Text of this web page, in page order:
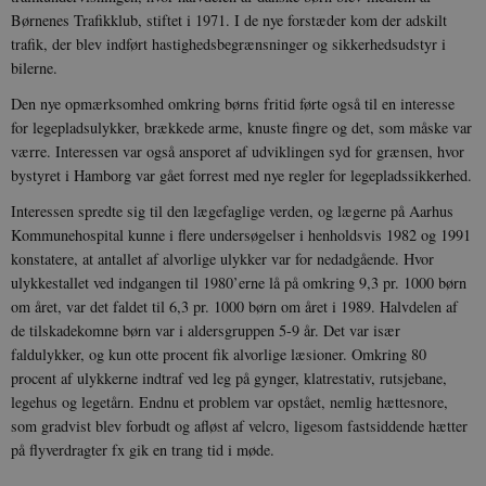
Børnenes Trafikklub, stiftet i 1971. I de nye forstæder kom der adskilt
trafik, der blev indført hastighedsbegrænsninger og sikkerhedsudstyr i
bilerne.
Den nye opmærksomhed omkring børns fritid førte også til en interesse
for legepladsulykker, brækkede arme, knuste fingre og det, som måske var
værre. Interessen var også ansporet af udviklingen syd for grænsen, hvor
bystyret i Hamborg var gået forrest med nye regler for legepladssikkerhed.
Interessen spredte sig til den lægefaglige verden, og lægerne på Aarhus
Kommunehospital kunne i flere undersøgelser i henholdsvis 1982 og 1991
konstatere, at antallet af alvorlige ulykker var for nedadgående. Hvor
ulykkestallet ved indgangen til 1980’erne lå på omkring 9,3 pr. 1000 børn
om året, var det faldet til 6,3 pr. 1000 børn om året i 1989. Halvdelen af
de tilskadekomne børn var i aldersgruppen 5-9 år. Det var især
faldulykker, og kun otte procent fik alvorlige læsioner. Omkring 80
procent af ulykkerne indtraf ved leg på gynger, klatrestativ, rutsjebane,
legehus og legetårn. Endnu et problem var opstået, nemlig hættesnore,
som gradvist blev forbudt og afløst af velcro, ligesom fastsiddende hætter
på flyverdragter fx gik en trang tid i møde.
cookies.
Navn
Udbyder / Domæne
.danmarkshistorien.dk
Spotify Inc.
.spotify.com
sp_landing
Spotify Inc.
.spotify.com